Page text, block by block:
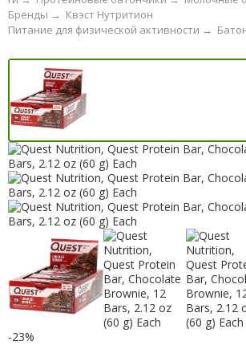
Квэст Нутритион
Бренды →
Питание для физической активности →
-23%